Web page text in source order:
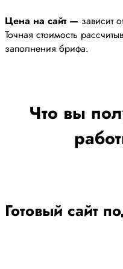
Цена на сайт — зависит
Точная стоимость
заполнения брифа.
Что вы
Готовый сайт